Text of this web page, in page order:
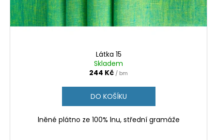
u
k
Látka 15
Skladem
244 Kč / bm
DO KOŠÍKU
lněné plátno ze 100% lnu, střední gramáže
u
j